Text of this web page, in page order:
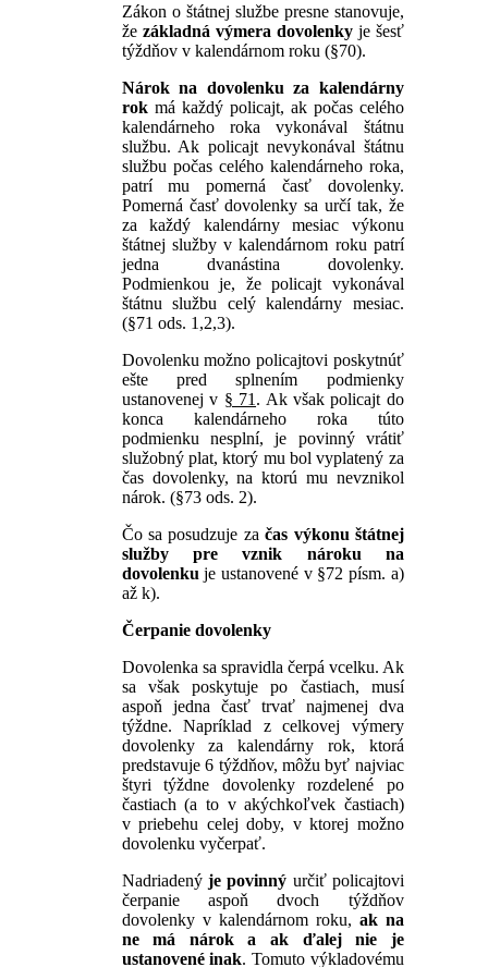
Zákon o štátnej službe presne stanovuje,
že základná výmera dovolenkyje šesť
týždňov v kalendárnom roku (§70).
Nárok na dovolenku za kalendárny
rok má každý policajt, ak počas celého
kalendárneho roka vykonával štátnu
službu. Ak policajt nevykonával štátnu
službu počas celého kalendárneho roka,
patrí mu pomerná časť dovolenky.
Pomerná časť dovolenky sa určí tak, že
za každý kalendárny mesiac výkonu
štátnej služby v kalendárnom roku patrí
jedna dvanástina dovolenky.
Podmienkou je, že policajt vykonával
štátnu službu celý kalendárny mesiac.
(§71 ods. 1,2,3).
Dovolenku možno policajtovi poskytnúť
ešte pred splnením podmienky
ustanovenej v § 71 . Ak však policajt do
konca kalendárneho roka túto
podmienku nesplní, je povinný vrátiť
služobný plat, ktorý mu bol vyplatený za
čas dovolenky, na ktorú mu nevznikol
nárok. (§73 ods. 2).
Čo sa posudzuje začas výkonu štátnej
služby pre vznik nároku na
dovolenku je ustanovené v §72 písm. a)
až k).
Čerpanie dovolenky
Dovolenka sa spravidla čerpá vcelku. Ak
sa však poskytuje po častiach, musí
aspoň jedna časť trvať najmenej dva
týždne. Napríklad z celkovej výmery
dovolenky za kalendárny rok, ktorá
predstavuje 6 týždňov, môžu byť najviac
štyri týždne dovolenky rozdelené po
častiach (a to v akýchkoľvek častiach)
v priebehu celej doby, v ktorej možno
dovolenku vyčerpať.
Nadriadený je povinný určiť policajtovi
čerpanie aspoň dvoch týždňov
dovolenky v kalendárnom roku, ak na
ne má nárok a ak ďalej nie je
ustanovené inak. Tomuto výkladovému